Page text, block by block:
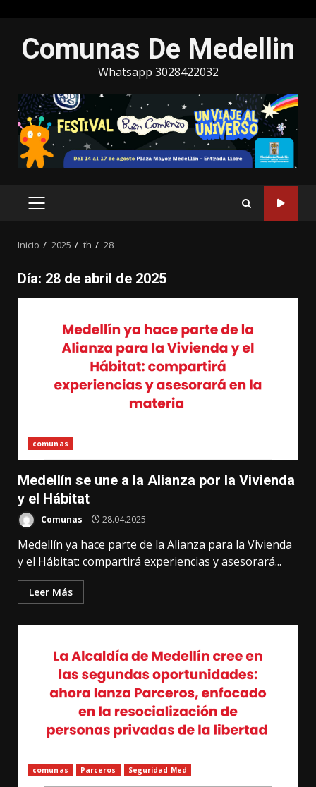
contenido
Comunas De Medellin
Whatsapp 3028422032
MENÚ
Inicio 2025 th 28
Día: 28 de abril de 2025
comunas
Medellín se une a la Alianza por la Vivienda
y el Hábitat
Comunas 28.04.2025
Medellín ya hace parte de la Alianza para la Vivienda
y el Hábitat: compartirá experiencias y asesorará...
Leer Más
comunas Parceros Seguridad Med